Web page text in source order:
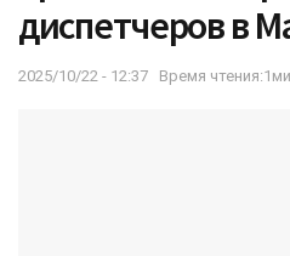
диспетчеров в
2025/10/22 - 12:37 Время